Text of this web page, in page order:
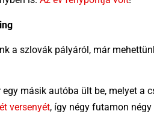
a szlovák pályáról, már
másik autóba ült be, melyet
versenyét, így négy futamon